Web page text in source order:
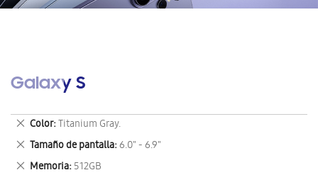
Galaxy S
Color Titanium Gray.
Eliminar
este
artículo
Tamaño de pantalla 6.0" - 6.9"
Eliminar
este
Memoria 512GB
Eliminar